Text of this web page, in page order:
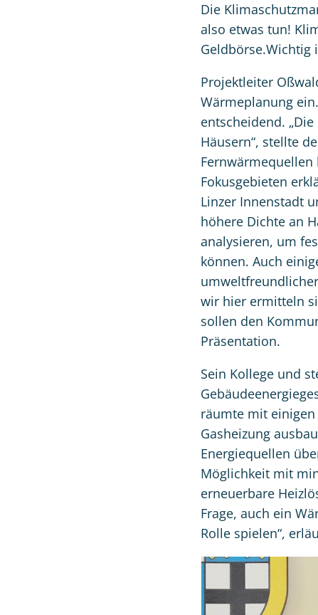
Die
also etwas tun!
Geldbörse.Wichtig
Projektleiter
Wärmeplanung
entscheidend.
Häusern“, stellte
Fokusgebieten
Linzer Innenstadt
höhere Dichte an
analysieren, um
können. Auch
wir hier ermitteln
sollen den
Präsentation.
Sein Kollege und
räumte mit
Gasheizung
Energiequellen
Möglichkeit mit
erneuerbare
Frage, auch ein
Rolle spielen“,